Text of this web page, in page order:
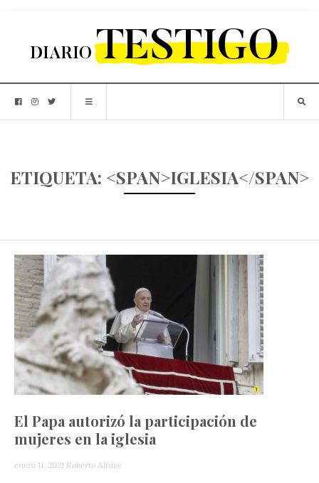
ETIQUETA: <SPAN>IGLESIA</SPAN>
El Papa autorizó la participación de
mujeres en la iglesia
enero 11, 2021 Roberto Altuve